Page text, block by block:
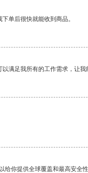
单后很快就能收到商品。
满足我所有的工作需求，让我
给你提供全球覆盖和最高安全性